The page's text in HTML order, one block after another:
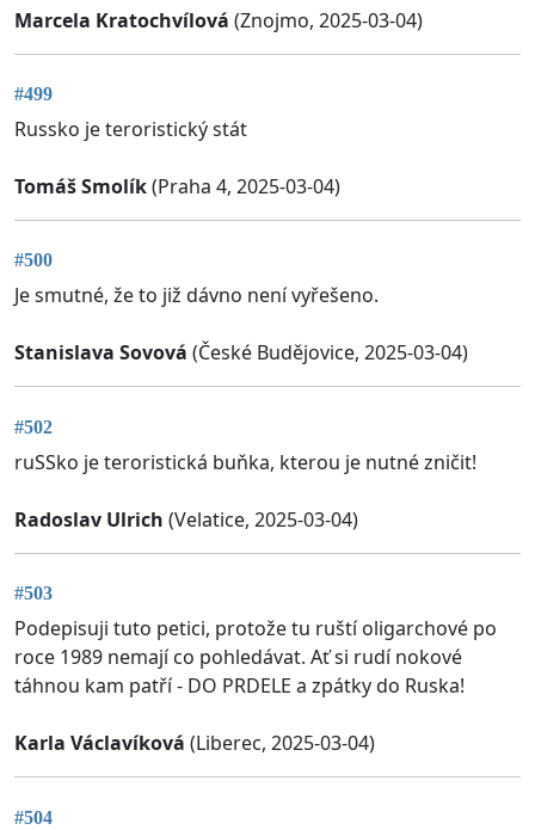
Marcela Kratochvílová (Znojmo, 2025-03-04)
#499
Russko je teroristický stát
Tomáš Smolík(Praha 4, 2025-03-04)
#500
Je smutné, že to již dávno není vyřešeno.
Stanislava Sovová (České Budějovice, 2025-03-04)
#502
ruSSko je teroristická buňka, kterou je nutné zničit!
Radoslav Ulrich (Velatice, 2025-03-04)
#503
Podepisuji tuto petici, protože tu ruští oligarchové po
roce 1989 nemají co pohledávat. Ať si rudí nokové
táhnou kam patří - DO PRDELE a zpátky do Ruska!
Karla Václavíková (Liberec, 2025-03-04)
#504